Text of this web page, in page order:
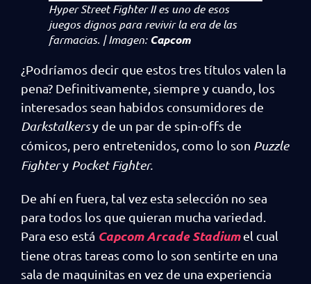
Hyper Street Fighter IIes uno de esos
juegos dignos para revivir la era de las
farmacias. | Imagen: Capcom
¿Podríamos decir que estos tres títulos valen la
pena? Definitivamente, siempre y cuando, los
interesados sean habidos consumidores de
Darkstalkersy de un par de spin-offs de
cómicos, pero entretenidos, como lo son Puzzle
Fightery Pocket Fighter.
De ahí en fuera, tal vez esta selección no sea
para todos los que quieran mucha variedad.
Para eso está Capcom Arcade Stadiumel cual
tiene otras tareas como lo son sentirte en una
sala de maquinitas en vez de una experiencia